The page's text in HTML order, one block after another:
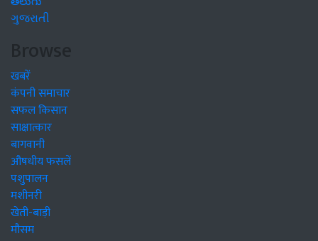
ગુજરાતી
Browse
खबरें
कंपनी समाचार
सफल किसान
साक्षात्कार
बागवानी
औषधीय फसलें
पशुपालन
मशीनरी
खेती-बाड़ी
मौसम